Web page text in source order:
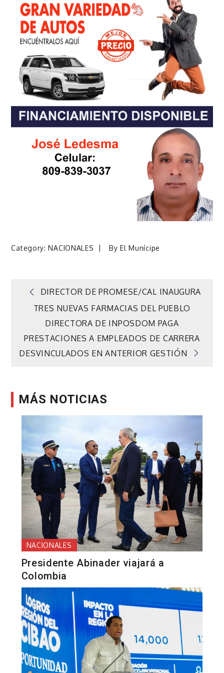
Category:NACIONALES ByEl Munícipe
Navegación
entradas
DIRECTOR DE PROMESE/CAL INAUGURA
TRES NUEVAS FARMACIAS DEL PUEBLO
DIRECTORA DE INPOSDOM PAGA
PRESTACIONES A EMPLEADOS DE CARRERA
DESVINCULADOS EN ANTERIOR GESTIÓN
MÁS NOTICIAS
NACIONALES
Presidente Abinader viajará a
Colombia